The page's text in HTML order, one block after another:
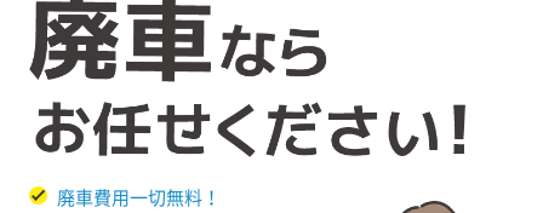
廃車費用一切無料！